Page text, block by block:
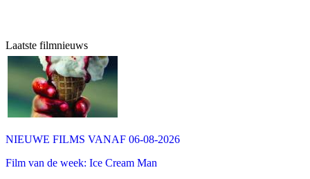
Laatste filmnieuws
NIEUWE FILMS VANAF 06-08-2026
Film van de week: Ice Cream Man